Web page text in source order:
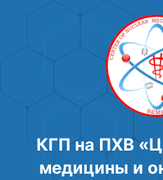
КГП на ПХВ
медицины и